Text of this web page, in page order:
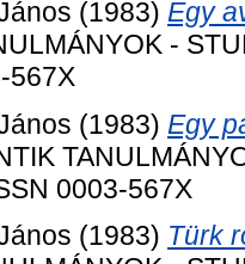
(1983) Egy
-
567X
(1983) Egy
0003-567X
(1983) Türk